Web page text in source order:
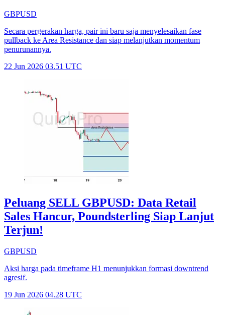
GBPUSD
Secara pergerakan harga, pair ini baru saja menyelesaikan fase
pullback ke Area Resistance dan siap melanjutkan momentum
penurunannya.
22 Jun 2026 03.51 UTC
Peluang SELL GBPUSD: Data Retail
Sales Hancur, Poundsterling Siap Lanjut
Terjun!
GBPUSD
Aksi harga pada timeframe H1 menunjukkan formasi downtrend
agresif.
19 Jun 2026 04.28 UTC